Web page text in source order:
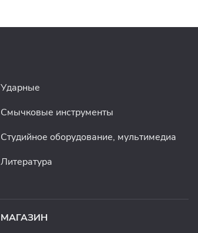
Ударные
Смычковые инструменты
Студийное оборудование, мультимедиа
Литература
МАГАЗИН